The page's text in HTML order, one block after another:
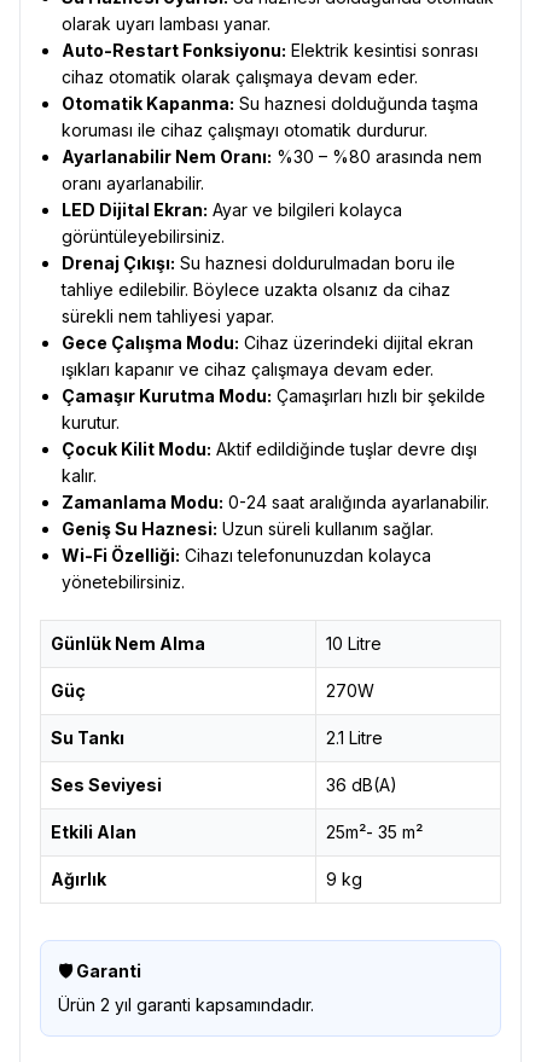
olarak uyarı lambası yanar.
Auto-Restart Fonksiyonu: Elektrik kesintisi sonrası
cihaz otomatik olarak çalışmaya devam eder.
Otomatik Kapanma: Su haznesi dolduğunda taşma
koruması ile cihaz çalışmayı otomatik durdurur.
Ayarlanabilir Nem Oranı: %30 – %80 arasında nem
oranı ayarlanabilir.
LED Dijital Ekran: Ayar ve bilgileri kolayca
görüntüleyebilirsiniz.
Drenaj Çıkışı: Su haznesi doldurulmadan boru ile
tahliye edilebilir. Böylece uzakta olsanız da cihaz
sürekli nem tahliyesi yapar.
Gece Çalışma Modu: Cihaz üzerindeki dijital ekran
ışıkları kapanır ve cihaz çalışmaya devam eder.
Çamaşır Kurutma Modu: Çamaşırları hızlı bir şekilde
kurutur.
Çocuk Kilit Modu: Aktif edildiğinde tuşlar devre dışı
kalır.
Zamanlama Modu: 0-24 saat aralığında ayarlanabilir.
Geniş Su Haznesi: Uzun süreli kullanım sağlar.
Wi-Fi Özelliği: Cihazı telefonunuzdan kolayca
yönetebilirsiniz.
Günlük Nem Alma 10 Litre
Güç 270W
Su Tankı 2.1 Litre
Ses Seviyesi 36 dB(A)
Etkili Alan 25m²- 35 m²
Ağırlık 9 kg
🛡 Garanti
Ürün 2 yıl garanti kapsamındadır.